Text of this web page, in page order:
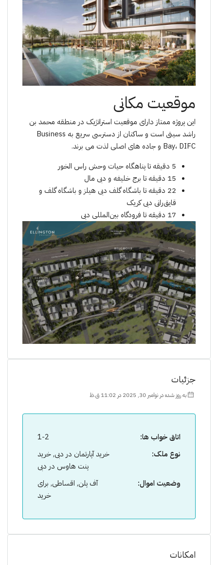
موقعیت مکانی
این پروژه ممتاز دارای موقعیت استراتژیک در منطقه محمد بن
راشد سیتی است و ساکنان از دسترسی سریع به Business
Bay، DIFC و جاده های اصلی لذت می برند.
5 دقیقه تا پناهگاه حیات وحش راس الخور
15 دقیقه تا برج خلیفه و دبی مال
22 دقیقه تا باشگاه گلف دبی هیلز و باشگاه گلف و
قایق‌رانی دبی کریک
17 دقیقه تا فرودگاه بین‌المللی دبی
جزئیات
به روز شده در نوامبر 30, 2025 در 11:02 ق.ظ
اتاق خواب ها:
1-2
نوع ملک:
خرید آپارتمان در دبی, خرید
پنت هاوس در دبی
وضعیت اموال:
آف پلن, اقساطی, برای
خرید
امکانات